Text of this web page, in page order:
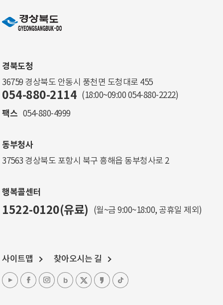
경북도청
36759 경상북도 안동시 풍천면 도청대로 455
054-880-2114 (18:00~09:00 054-880-2222)
팩스 054-880-4999
동부청사
37563 경상북도 포항시 북구 흥해읍 동부청사로 2
행복콜센터
1522-0120(유료) (월~금 9:00~18:00, 공휴일 제외)
사이트맵 찾아오시는 길